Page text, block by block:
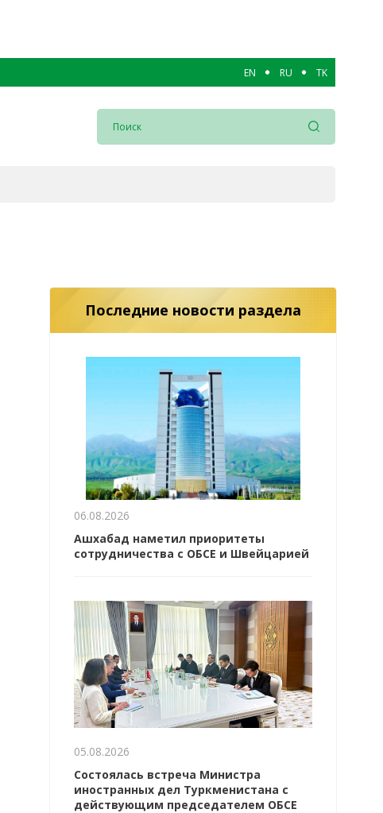
EN RU TK
Последние новости раздела
06.08.2026
Ашхабад наметил приоритеты
сотрудничества с ОБСЕ и Швейцарией
05.08.2026
Состоялась встреча Министра
иностранных дел Туркменистана с
действующим председателем ОБСЕ